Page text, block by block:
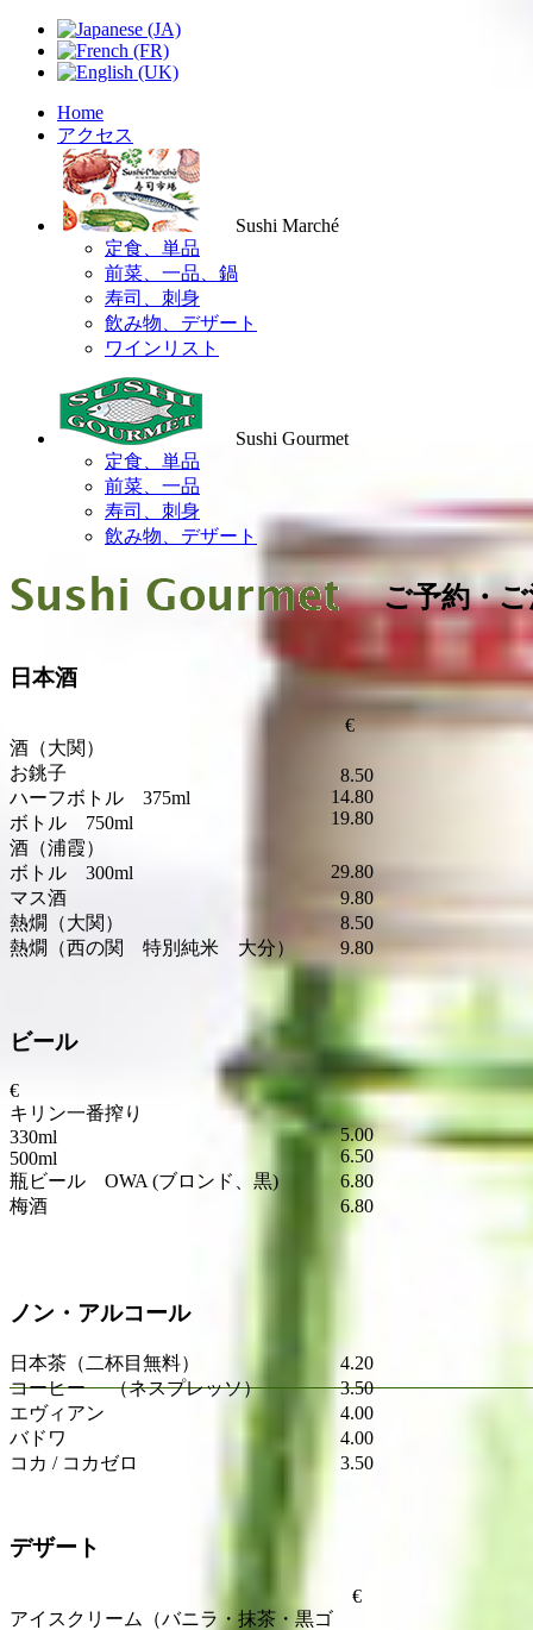
Home
アクセス
Sushi Marché
定食、単品
前菜、一品、鍋
寿司、刺身
飲み物、デザート
ワインリスト
Sushi Gourmet
定食、単品
前菜、一品
寿司、刺身
飲み物、デザート
ご予約・ご注
日本酒
€
酒（大関）
お銚子
ハーフボトル 375ml
ボトル 750ml
8.50
14.80
19.80
酒（浦霞）
ボトル 300ml
29.80
マス酒
9.80
熱燗（大関）
8.50
熱燗（西の関 特別純米 大分）
9.80
ビール
€
キリン一番搾り
330ml
500ml
5.00
6.50
瓶ビール OWA (ブロンド、黒)
6.80
梅酒
6.80
ノン・アルコール
日本茶 （二杯目無料）
4.20
コーヒー（ネスプレッソ）
3.50
エヴィアン
4.00
バドワ
4.00
コカ / コカゼロ
3.50
デザート
€
アイスクリーム
（バニラ・抹茶・黒ゴ